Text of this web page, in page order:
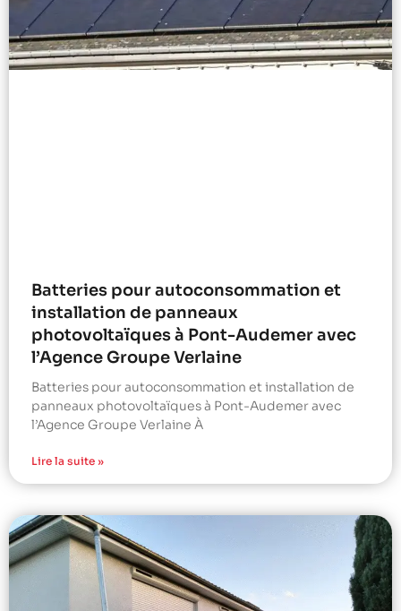
Batteries pour autoconsommation et
installation de panneaux
photovoltaïques à Pont-Audemer avec
l’Agence Groupe Verlaine
Batteries pour autoconsommation et installation de
panneaux photovoltaïques à Pont-Audemer avec
l’Agence Groupe Verlaine À
Lire la suite »